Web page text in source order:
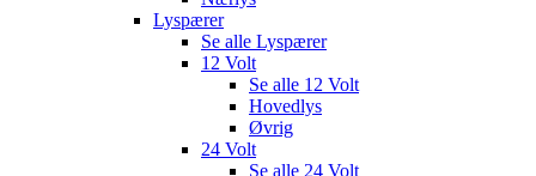
Lyspærer
Se alle Lyspærer
12 Volt
Se alle 12 Volt
Hovedlys
Øvrig
24 Volt
Se alle 24 Volt